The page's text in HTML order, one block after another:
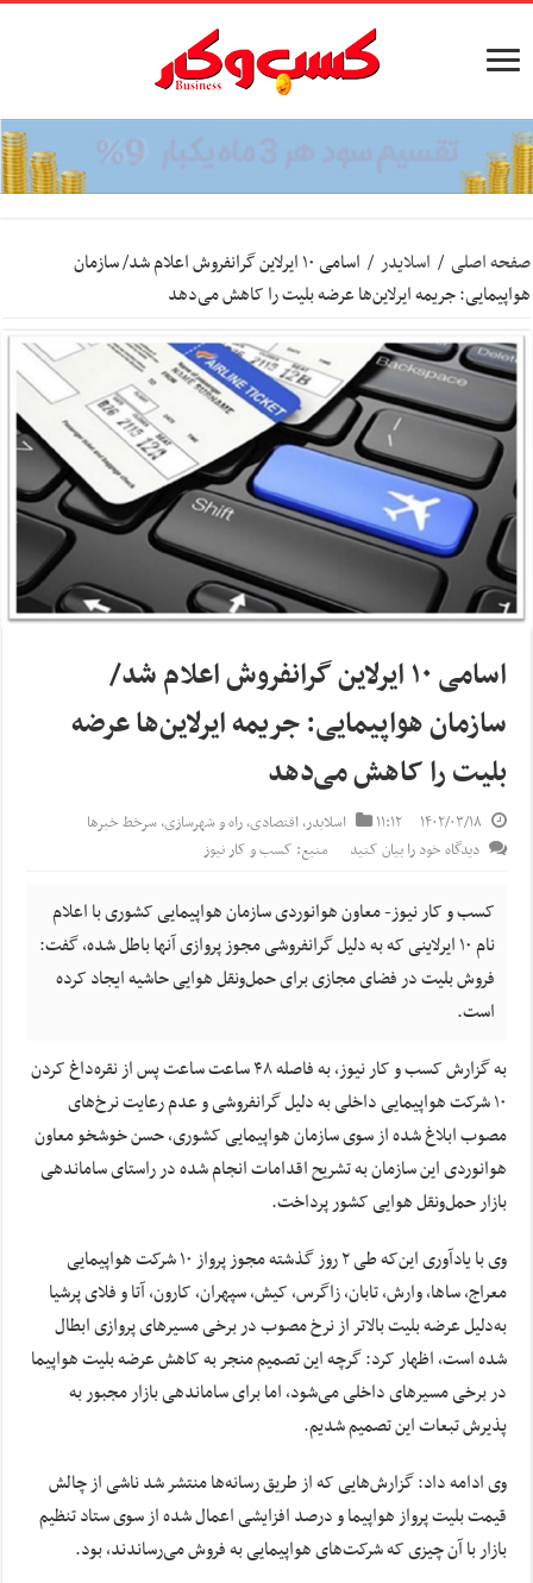
صفحه اصلی / اسلایدر /
اسامی ۱۰ ایرلاین گرانفروش اعلام شد/ سازمان
هواپیمایی: جریمه ایرلاین‌ها عرضه بلیت را کاهش می‌دهد
اسامی ۱۰ ایرلاین گرانفروش اعلام شد/
سازمان هواپیمایی: جریمه ایرلاین‌ها عرضه
بلیت را کاهش می‌دهد
۱۴۰۲/۰۳/۱۸ ۱۱:۱۲ اسلایدر,اقتصادی,راه و شهرسازی,سرخط خبرها
دیدگاه خود را بیان کنید
منبع: کسب و کار نیوز
کسب و کار نیوز- معاون هوانوردی سازمان هواپیمایی کشوری با اعلام
نام ۱۰ ایرلاینی که به دلیل گرانفروشی مجوز پروازی آنها باطل شده، گفت:
فروش بلیت در فضای مجازی برای حمل‌ونقل هوایی حاشیه ایجاد کرده
است.
به گزارش کسب و کار نیوز، به فاصله ۴۸ ساعت ساعت پس از نقره‌داغ کردن
۱۰ شرکت هواپیمایی داخلی به دلیل گرانفروشی و عدم رعایت نرخ‌های
مصوب ابلاغ شده از سوی سازمان هواپیمایی کشوری، حسن خوشخو معاون
هوانوردی این سازمان به تشریح اقدامات انجام شده در راستای ساماندهی
بازار حمل‌ونقل هوایی کشور پرداخت.
وی با یادآوری این‌که طی ۲ روز گذشته مجوز پرواز ۱۰ شرکت هواپیمایی
معراج، ساها، وارش، تابان، زاگرس، کیش، سپهران، ​کارون، آتا و فلای پرشیا
به‌دلیل عرضه بلیت بالاتر از نرخ مصوب در برخی مسیر‌های پروازی ابطال
شده است، اظهار کرد: گرچه این تصمیم منجر به کاهش عرضه بلیت هواپیما
در برخی مسیر‌های داخلی می‌شود، اما برای ساماندهی بازار مجبور به
پذیرش تبعات این تصمیم شدیم.
وی ادامه داد: گزارش‌هایی که از طریق رسانه‌ها منتشر شد ناشی از چالش
قیمت بلیت پرواز هواپیما و درصد افزایشی اعمال شده از سوی ستاد تنظیم
بازار با آن چیزی که شرکت‌های هواپیمایی به فروش می‌رساندند، بود.